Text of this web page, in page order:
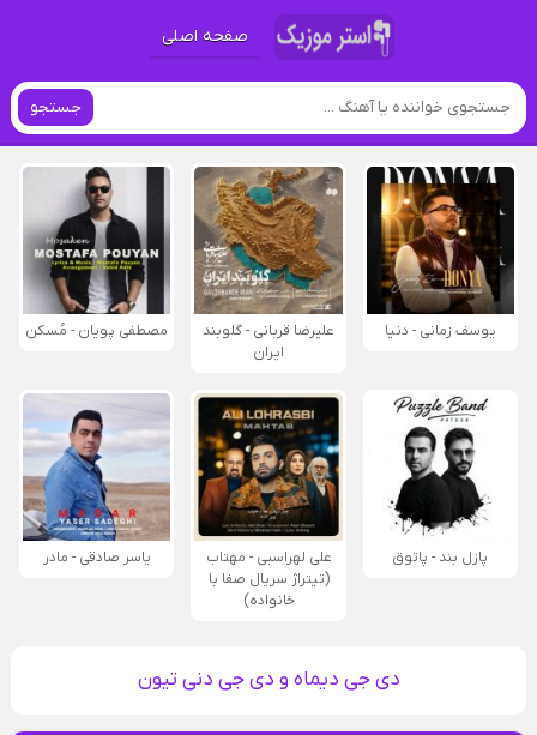
صفحه اصلی
جستجو
یوسف زمانی - دنیا
علیرضا قربانی - گلوبند
ایران
مصطفی پویان - مُسکن
پازل بند - پاتوق
علی لهراسبی - مهتاب
(تیتراژ سریال صفا با
خانواده)
یاسر صادقی - مادر
دی جی دیماه و دی جی دنی تیون